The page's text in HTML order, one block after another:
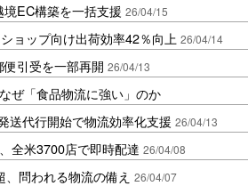
EC構築を一括支援 26/04/15
ョップ向け出荷効率42％向上 26/04/14
引受を一部再開 26/04/13
ぜ「食品物流に強い」のか
送代行開始で物流効率化支援 26/04/13
全米3700店で即時配達 26/04/08
問われる物流の備え 26/04/07